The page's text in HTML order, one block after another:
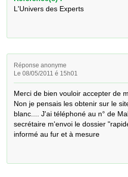
L'Univers des Experts
Réponse anonyme
Le 08/05/2011 é 15h01
Merci de bien vouloir accepter de
Non je pensais les obtenir sur le
blanc.... J'ai téléphoné au n° de
secrétaire m'envoi le dossier
informé au fur et à mesure